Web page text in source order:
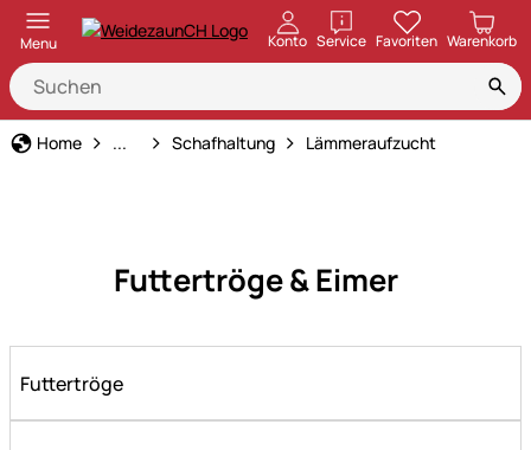
Menu Konto ServiceöffnenFavoriten Warenkorb
Home Tierbedarf
... Schafhaltung Lämmeraufzucht
Futtertröge & Eimer
Futtertröge